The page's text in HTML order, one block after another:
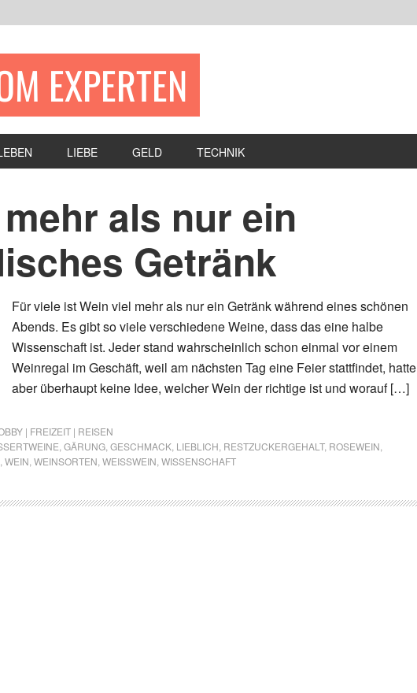
EXPERTEN
LIEBE GELD TECHNIK
als nur ein
Getränk
Für viele ist Wein viel mehr als nur ein Getränk während eines schönen
Abends. Es gibt so viele verschiedene Weine, dass das eine halbe
Wissenschaft ist. Jeder stand wahrscheinlich schon einmal vor einem
Weinregal im Geschäft, weil am nächsten Tag eine Feier stattfindet, hatte
aber überhaupt keine Idee, welcher Wein der richtige ist und worauf […]
| FREIZEIT | REISEN
GÄRUNG GESCHMACK LIEBLICH RESTZUCKERGEHALT, ROSEWEIN
WEIN WEINSORTEN WEISSWEIN WISSENSCHAFT